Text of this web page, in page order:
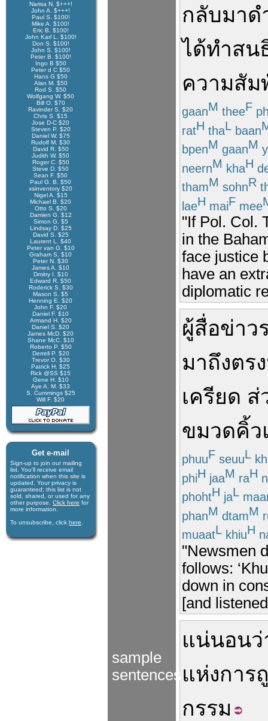
Narisa N. $+++!
John A. $+++!
Paul S. $100!
Mike A. $100!
Eric B. $100!
John Karl L. $100!
Don S. $100!
John S. $100!
Peter B. $100!
Ingo B $50
Peter d C $50
Hans G $50
Alan M. $50
Rod S. $50
Wolfgang W. $50
Bill O. $70
Ravinder S. $20
Chris S. $15
Jose D-C $20
Steven P. $20
Daniel W. $75
Rudolf M. $30
David R. $50
Judith W. $50
Roger C. $50
Steve D. $50
Sean F. $50
Paul G. B. $50
xsinventory $20
Nigel A. $15
Michael B. $20
Otto S. $20
Damien G. $12
Simon G. $5
Lindsay D. $25
David S. $25
Laurent L. $40
Peter van G. $10
Graham S. $10
Peter N. $30
James A. $10
Dmitry I. $10
Edward R. $50
Roderick S. $30
Mason S. $5
Henning E. $20
John F. $20
Daniel F. $10
Armand H. $20
Daniel S. $20
James McD. $20
Shane McC. $10
Roberto P. $50
Derrell P. $20
Trevor O. $30
Patrick H. $25
Rick @SS $15
Gene H. $10
Aye A. M. $33
S. Cummings $25
Will F. $20
Get e-mail
Sign-up to join our mail­ing
list. You'll receive e­mail
notification when this site is
updated. Your privacy is
guaran­teed; this list is not
sold, shared, or used for any
other purpose. Click here for
more infor­mation.
To unsubscribe, click here
sample
sentences
กลับมาด
ได้ทำสน
ความสัม
gaanM theeF
ratH thaL baan
bpenM gaanM
neernM khaH
thamM sohnR
laeH maiF mee
"If Pol. Col.
in the
face justice
have an
diplomatic
ผู้สื่อข่าว
มาถึงตร
เครียด ส่
ขมวดคิ้ว
phuuF seuuL
phiH jaaM raH
phohtH jaL
phanM dtamM
muaatL khiuH
"Newsmen
follows:
down in
[and
แน่นอน
แห่งการ
กรรม